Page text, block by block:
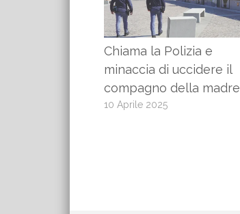
Chiama la Polizia e
minaccia di uccidere il
compagno della madre
10 Aprile 2025